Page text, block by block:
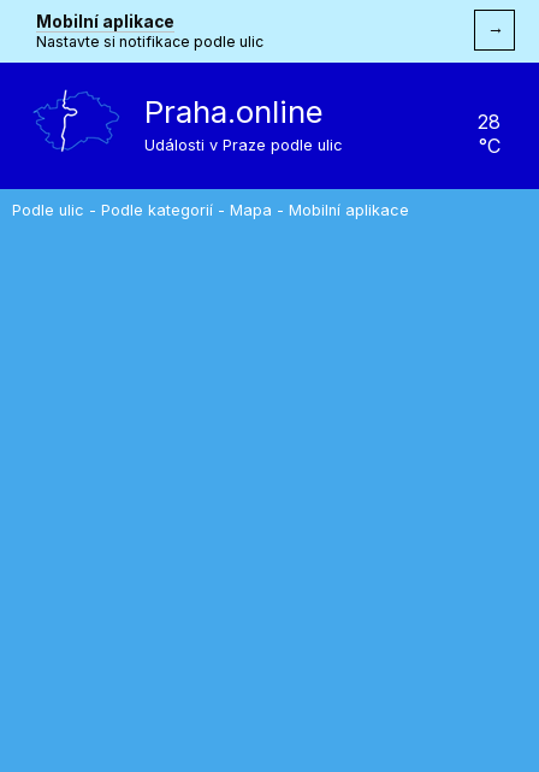
Mobilní aplikace
Nastavte si notifikace podle ulic
→
Praha.online
Události v Praze podle ulic
28
°C
Podle ulic - Podle kategorií - Mapa - Mobilní aplikace